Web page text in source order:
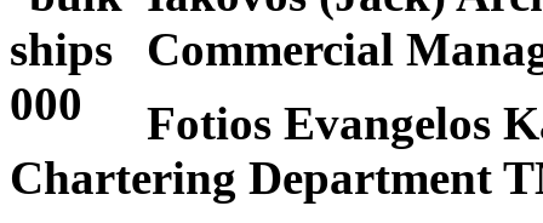
Commercial
Fotios Evangelos
Chartering Department